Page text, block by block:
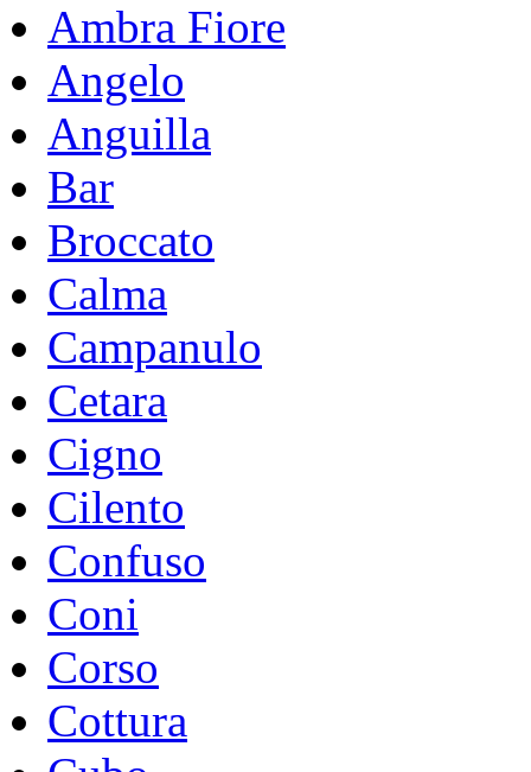
Ambra Fiore
Angelo
Anguilla
Bar
Broccato
Calma
Campanulo
Cetara
Cigno
Cilento
Confuso
Coni
Corso
Cottura